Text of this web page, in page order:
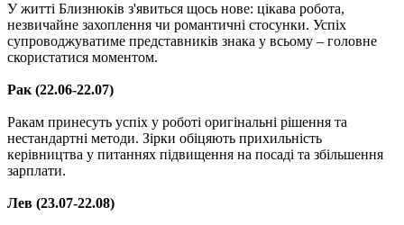
У житті Близнюків з'явиться щось нове: цікава робота,
незвичайне захоплення чи романтичні стосунки. Успіх
супроводжуватиме представників знака у всьому – головне
скористатися моментом.
Рак (22.06-22.07)
Ракам принесуть успіх у роботі оригінальні рішення та
нестандартні методи. Зірки обіцяють прихильність
керівництва у питаннях підвищення на посаді та збільшення
зарплати.
Лев (23.07-22.08)